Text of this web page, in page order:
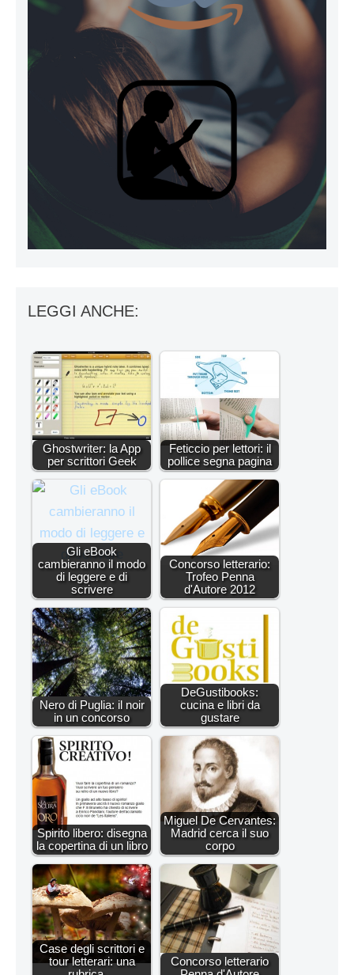
LEGGI ANCHE:
Ghostwriter: la App
per scrittori Geek
Feticcio per lettori: il
pollice segna pagina
Gli eBook
cambieranno il modo
di leggere e di
scrivere
Concorso letterario:
Trofeo Penna
d'Autore 2012
Nero di Puglia: il noir
in un concorso
DeGustibooks:
cucina e libri da
gustare
Spirito libero: disegna
la copertina di un libro
Miguel De Cervantes:
Madrid cerca il suo
corpo
Case degli scrittori e
tour letterari: una
Concorso letterario